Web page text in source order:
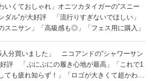
いくておしゃれ」オニツカタイガーの“スニー
ダル”が大好評 「流行りすぎないでほしい」
スニサン」「高級感も◎」「フェス用に購入」
人分買いました」 ニコアンドの“シャワーサン
好評 「ぷにぷにの履き心地が最高」「これで1
ても疲れ知らず！」「ロゴが大きくて超かわい